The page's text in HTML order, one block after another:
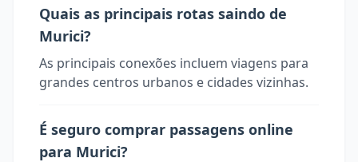
Quais as principais rotas saindo de
Murici?
As principais conexões incluem viagens para
grandes centros urbanos e cidades vizinhas.
É seguro comprar passagens online
para Murici?